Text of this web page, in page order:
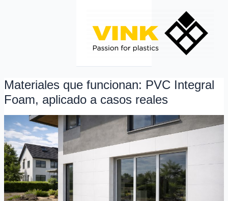
Materiales que funcionan: PVC Integral
Foam, aplicado a casos reales
Materiales
que
funcionan:
PVC
Integral
Foam,
aplicado
a
casos
reales